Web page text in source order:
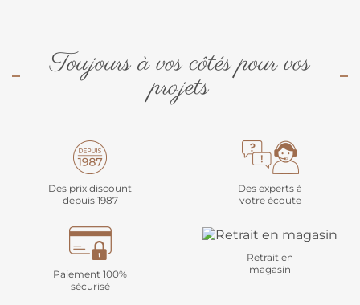
Toujours à vos côtés pour vos
projets
Des prix discount
depuis 1987
Des experts à
votre écoute
Paiement 100%
sécurisé
Retrait en
magasin